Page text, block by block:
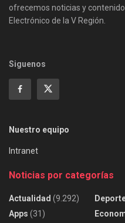
ofrecemos noticias y
Electrónico de la V Región.
Siguenos
Nuestro equipo
Intranet
Noticias por categorías
Actualidad (9.292)
Apps (31)